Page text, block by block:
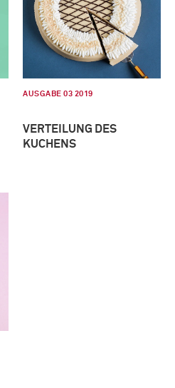
AUSGABE 03 2019
VERTEILUNG DES
KUCHENS